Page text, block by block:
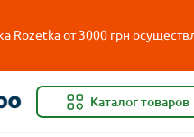
Rozetka от3000 грн
Каталог товаров